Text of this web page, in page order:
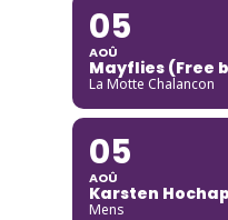
05
AOÛ
Mayflies (Free
La Motte Chalancon
05
AOÛ
Karsten
Mens